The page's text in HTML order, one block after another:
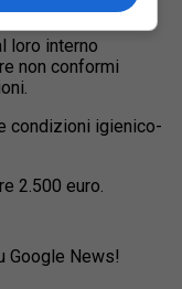
oltre a non
loro interno
non conformi
condizioni igienico-
2.500 euro.
Google News!